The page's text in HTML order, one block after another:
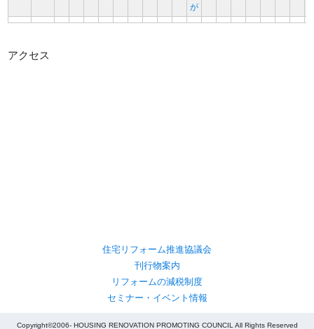
が
アクセス
住宅リフォーム推進協議会
刊行物案内
リフォームの減税制度
セミナー・イベント情報
Copyright©2006- HOUSING RENOVATION PROMOTING COUNCIL All Rights Reserved